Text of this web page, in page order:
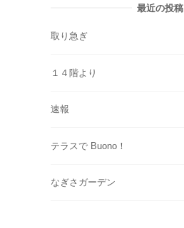
最近の投稿
取り急ぎ
１４階より
速報
テラスで Buono！
なぎさガーデン